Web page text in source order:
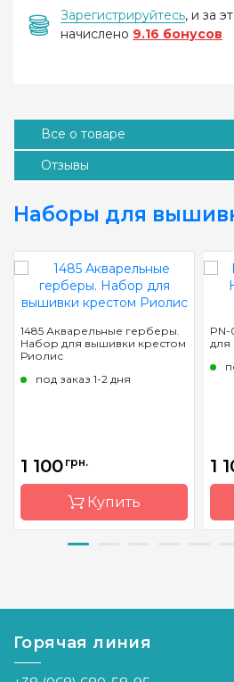
Зарегистрируйтесь, и за
начислено 9.16 бонусов
Все о товаре
Отзывы
Наборы для
1485 Акварельные герберы.
Набор для вышивки крестом
Риолис
под заказ 1-2 дня
1 100 грн.
Купить
Страна-
Литва
Размер
30х30 см
Канва
Aida 14
для
1
Горячая линия